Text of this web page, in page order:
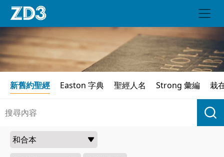
新舊約聖經 Easton 字典 聖經人名 Strong 彙編 栽